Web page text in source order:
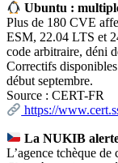
Ubuntu :
Plus de 180 CVE
ESM, 22.04 LTS et
code arbitraire, déni
Correctifs
début septembre.
Source : CERT-FR
https://
La NUKIB alerte
L’agence tchèque de